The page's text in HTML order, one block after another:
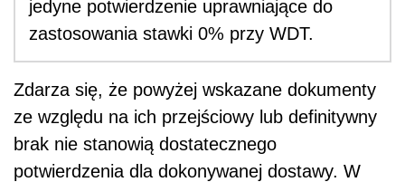
jedyne potwierdzenie uprawniające do
zastosowania stawki 0% przy WDT.
Zdarza się, że powyżej wskazane dokumenty
ze względu na ich przejściowy lub definitywny
brak nie stanowią dostatecznego
potwierdzenia dla dokonywanej dostawy. W